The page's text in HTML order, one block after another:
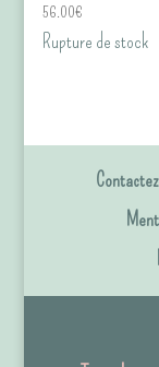
56.00€
Rupture de stock